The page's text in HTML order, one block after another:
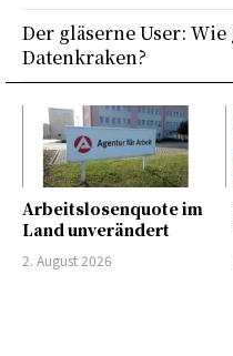
Arbeitslosenquote im
Land unverändert
2. August 2026
Der gläserne User:
Datenkraken?